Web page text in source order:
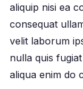
aliquip nisi ea
consequat
velit laborum
nulla quis
aliqua enim do